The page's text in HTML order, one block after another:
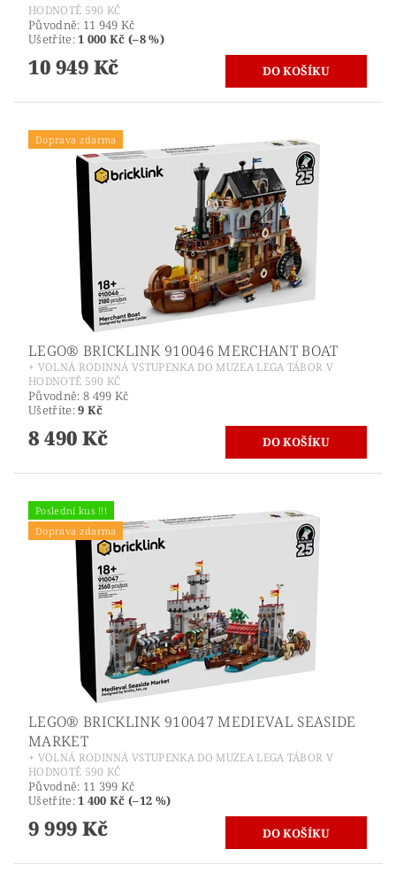
HODNOTĚ 590 KČ
Původně: 11 949 Kč
Ušetříte:1 000 Kč (–8 %)
10 949 Kč
Doprava zdarma
LEGO® BRICKLINK 910046 MERCHANT BOAT
+ VOLNÁ RODINNÁ VSTUPENKA DO MUZEA LEGA TÁBOR V
HODNOTĚ 590 KČ
Původně: 8 499 Kč
Ušetříte:9 Kč
8 490 Kč
Poslední kus !!!
Doprava zdarma
LEGO® BRICKLINK 910047 MEDIEVAL SEASIDE
MARKET
+ VOLNÁ RODINNÁ VSTUPENKA DO MUZEA LEGA TÁBOR V
HODNOTĚ 590 KČ
Původně: 11 399 Kč
Ušetříte:1 400 Kč (–12 %)
9 999 Kč